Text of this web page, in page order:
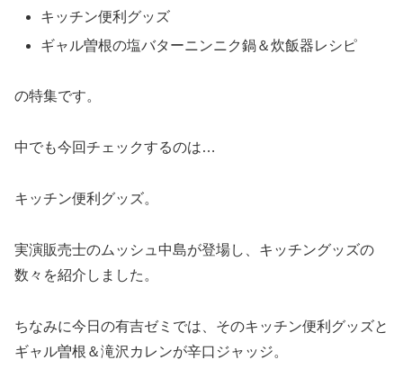
キッチン便利グッズ
ギャル曽根の塩バターニンニク鍋＆炊飯器レシピ
の特集です。
中でも今回チェックするのは…
キッチン便利グッズ。
実演販売士のムッシュ中島が登場し、キッチングッズの
数々を紹介しました。
ちなみに今日の有吉ゼミでは、そのキッチン便利グッズと
ギャル曽根＆滝沢カレンが辛口ジャッジ。